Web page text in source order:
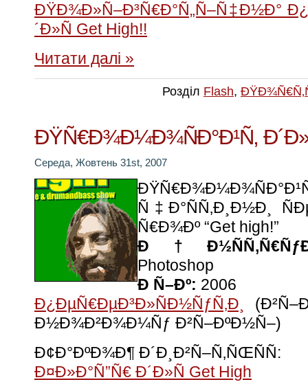
ÐŸÐ¾Ð»Ñ–Ð³Ñ€Ð°Ñ„Ñ–Ñ‡Ð½Ð°
´Ð»Ñ Get High!!
Читати далі »
Розділ Flash,
ÐŸÑ€Ð¾Ð¼Ð¾ÑÐ°Ð¹Ñ‚
Середа, Жовтень 31st, 2007
Ñ‡Ð°ÑÑ‚Ð¸Ð½Ð¸
Ñ€Ð¾Ðº “Get high!”
Photoshop
Ð Ñ–Ðº: 2006
Ð¿ÐµÑ€ÐµÐ³Ð»ÑÐ½ÑƒÑ‚Ð¸
Ð½Ð¾Ð²Ð¾Ð¼Ñƒ Ð²Ñ–ÐºÐ½Ñ–)
Ð¢Ð°ÐºÐ¾Ð¶ Ð´Ð¸Ð²Ñ–Ñ‚ÑŒÑÑ:
Ð¤Ð»Ð°Ñ”Ñ€ Ð´Ð»Ñ Get High